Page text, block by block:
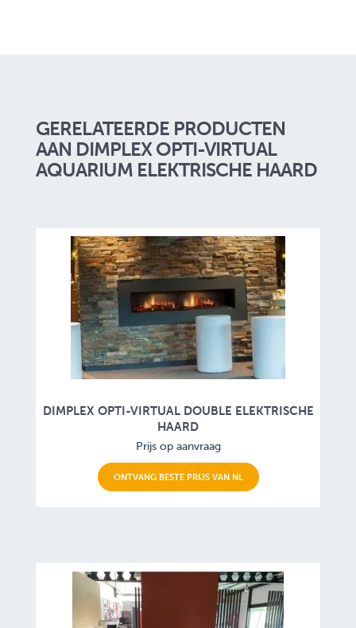
GERELATEERDE PRODUCTEN
AAN DIMPLEX OPTI-VIRTUAL
AQUARIUM ELEKTRISCHE HAARD
DIMPLEX OPTI-VIRTUAL DOUBLE ELEKTRISCHE
HAARD
Prijs op aanvraag
ONTVANG BESTE PRIJS VAN NL